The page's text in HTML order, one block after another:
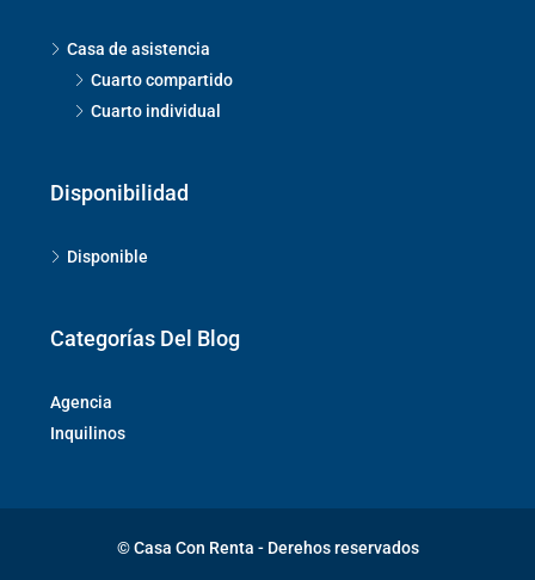
Casa de asistencia
Cuarto compartido
Cuarto individual
Disponibilidad
Disponible
Categorías Del Blog
Agencia
Inquilinos
© Casa Con Renta - Derehos reservados